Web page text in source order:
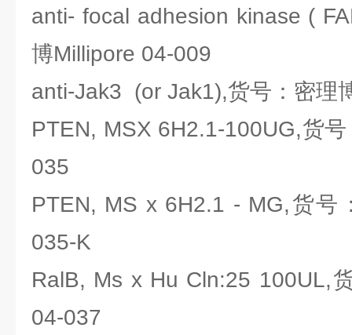
anti- focal adhesion kinase (
博Millipore 04-009
anti-Jak3 (or Jak1),货号：密理
PTEN, MSX 6H2.1-100UG,货
035
PTEN, MS x 6H2.1 - MG,货号
035-K
RalB, Ms x Hu Cln:25 100UL,
04-037